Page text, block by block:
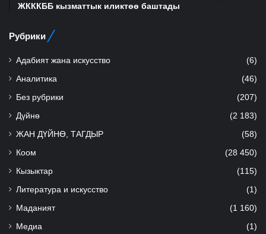
ЖКККББ кызматтык иликтөө баштады
Рубрики
Адабият жана искусство (6)
Аналитика (46)
Без рубрики (207)
Дүйнө (2 183)
ЖАН ДҮЙНӨ, ТАГДЫР (58)
Коом (28 450)
Кызыктар (115)
Литература и искусство (1)
Маданият (1 160)
Медиа (1)